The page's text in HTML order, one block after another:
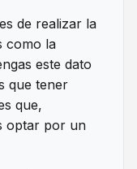
de realizar la
como la
este dato
que tener
que,
optar por un